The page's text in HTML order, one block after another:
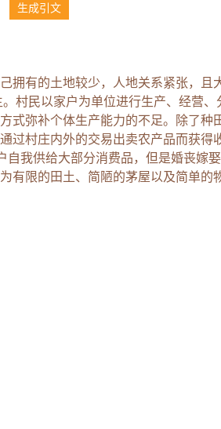
生成引文
拥有的土地较少，人地关系紧张，且
。村民以家户为单位进行生产、经营、
式弥补个体生产能力的不足。除了种
过村庄内外的交易出卖农产品而获得
自我供给大部分消费品，但是婚丧嫁
有限的田土、简陋的茅屋以及简单的